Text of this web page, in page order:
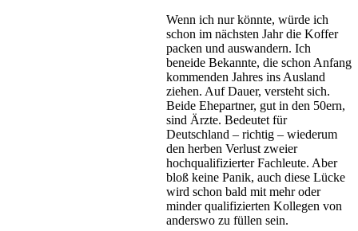
Wenn ich nur könnte, würde ich
schon im nächsten Jahr die Koffer
packen und auswandern. Ich
beneide Bekannte, die schon Anfang
kommenden Jahres ins Ausland
ziehen. Auf Dauer, versteht sich.
Beide Ehepartner, gut in den 50ern,
sind Ärzte. Bedeutet für
Deutschland – richtig – wiederum
den herben Verlust zweier
hochqualifizierter Fachleute. Aber
bloß keine Panik, auch diese Lücke
wird schon bald mit mehr oder
minder qualifizierten Kollegen von
anderswo zu füllen sein.